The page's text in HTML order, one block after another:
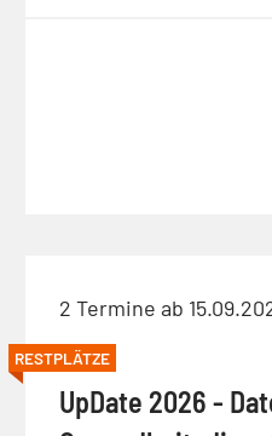
2 Termine ab
RESTPLÄTZE
UpDate 2026 -